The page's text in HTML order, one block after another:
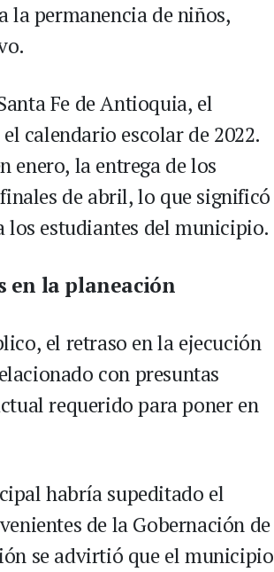
permanencia de niños,
Fe de Antioquia, el
calendario escolar de 2022.
enero, la entrega de los
de abril, lo que significó
los estudiantes del municipio.
en la planeación
el retraso en la ejecución
con presuntas
requerido para poner en
habría supeditado el
de la Gobernación de
se advirtió que el municipio